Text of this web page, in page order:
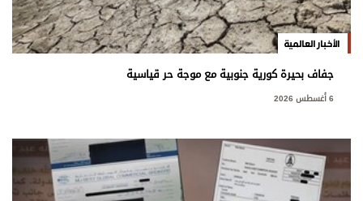
الأخبار العالمية
جفاف بحيرة كورية جنوبية مع موجة حر قياسية
6 أغسطس 2026